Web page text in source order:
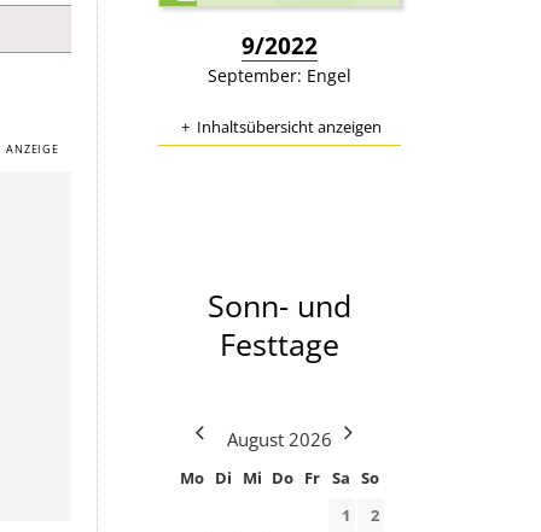
9/2022:
September: Engel
Inhaltsübersicht anzeigen
Sonn- und
Festtage
August 2026
Mo Di Mi Do Fr Sa So
1
2